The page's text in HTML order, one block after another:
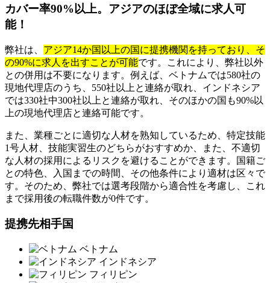
カバー率90%以上。アジアのほぼ全域に求人可
能！
弊社は、 アジア14か国以上の国に提携機関を持っており、そ
の90%に求人を出すことが可能です。これにより、弊社以外
との併用は不要になります。例えば、ベトナムでは580社の
現地代理店のうち、550社以上と連絡が取れ、インドネシア
では330社中300社以上と連絡が取れ、そのほかの国も90%以
上の現地代理店と連絡可能です。
また、業種ごとに適切な人材を熟知しているため、特定技能
1号人材、技能実習生のどちらがおすすめか、また、不適切
な人材の採用によるリスクを避けることができます。国籍ご
との特色、入国までの時間、その他条件により適材は区々で
す。そのため、弊社では選考段階から適合性を考慮し、これ
まで採用後の転職件数が0件です。
提携先相手国
ベトナム
インドネシア
フィリピン